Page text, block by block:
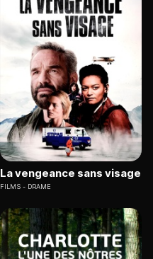
La vengeance sans visage
FILMS DRAME